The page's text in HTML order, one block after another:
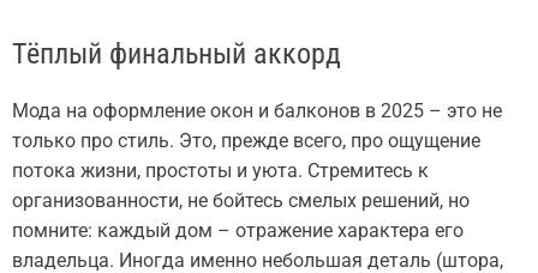
Тёплый финальный аккорд
Мода на оформление окон и балконов в 2025 – это не
только про стиль. Это, прежде всего, про ощущение
потока жизни, простоты и уюта. Стремитесь к
организованности, не бойтесь смелых решений, но
помните: каждый дом – отражение характера его
владельца. Иногда именно небольшая деталь (штора,